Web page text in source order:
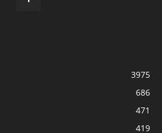
3975
686
471
419